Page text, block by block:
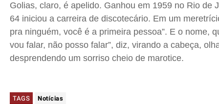
Golias, claro, é apelido. Ganhou em 1959 no Rio de
64 iniciou a carreira de discotecário. Em um
pra ninguém, você é a primeira pessoa”. E o nome,
vou falar, não posso falar”, diz, virando a cabeça,
desprendendo um sorriso cheio de marotice.
TAGS Notícias